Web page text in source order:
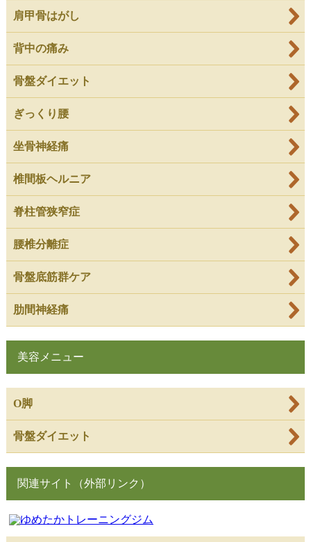
肩甲骨はがし
背中の痛み
骨盤ダイエット
ぎっくり腰
坐骨神経痛
椎間板ヘルニア
脊柱管狭窄症
腰椎分離症
骨盤底筋群ケア
肋間神経痛
美容メニュー
O脚
骨盤ダイエット
関連サイト（外部リンク）